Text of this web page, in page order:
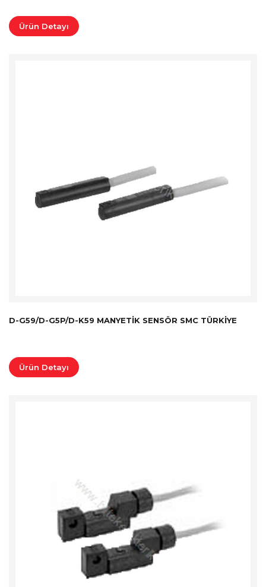
Ürün Detayı
D-G59/D-G5P/D-K59 MANYETIK SENSÖR SMC TÜRKİYE
Ürün Detayı